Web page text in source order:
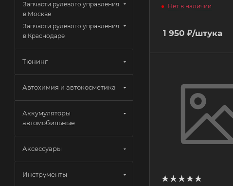
Нет в наличии
1 950 ₽/штука
Запчасти рулевого управления
в Москве
Запчасти рулевого управления
в Краснодаре
Тюнинг
Автохимия и автокосметика
Аккумуляторы
автомобильные
Аксессуары
Инструменты